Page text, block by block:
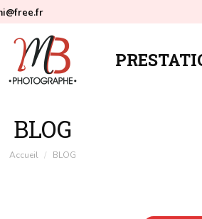
BLOG
Vous êtes ici :
Accueil BLOG